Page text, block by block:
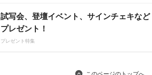
試写会、登壇イベント、サインチェキなど
プレゼント！
プレゼント特集
このページのトップへ